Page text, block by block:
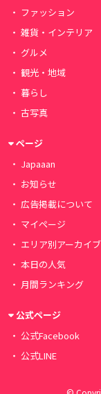
ファッション
雑貨・インテリア
グルメ
観光・地域
暮らし
古写真
ページ
Japaaan
お知らせ
広告掲載について
マイページ
エリア別アーカイブ
本日の人気
月間ランキング
公式ページ
公式Facebook
公式LINE